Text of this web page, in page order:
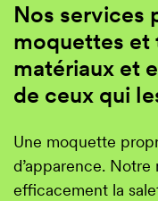
Nos services
moquettes et
matériaux et
de ceux qui
Une moquette
d’apparence.
efficacement la